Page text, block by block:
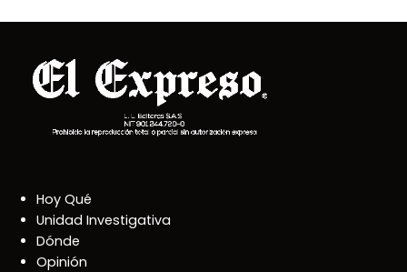
Hoy Qué
Unidad Investigativa
Dónde
Opinión